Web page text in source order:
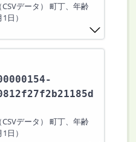
データ） 町丁、年齢
日）
データ） 町丁、年齢
日）